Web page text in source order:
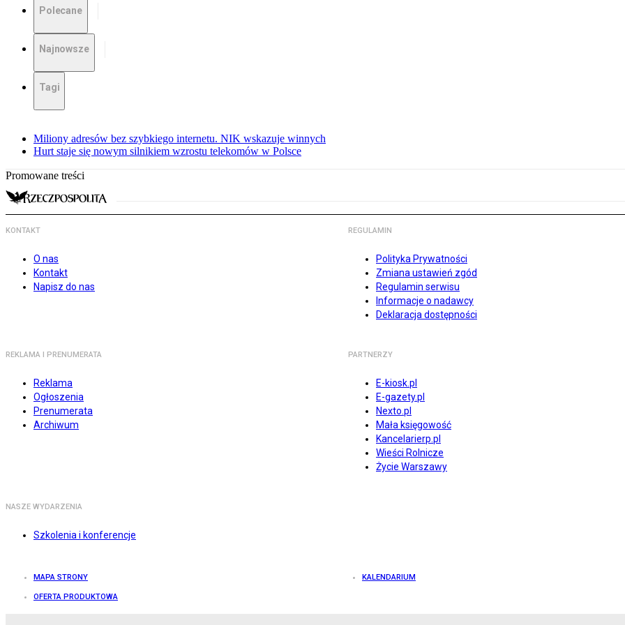
Polecane
Najnowsze
Tagi
Miliony adresów bez szybkiego internetu. NIK wskazuje winnych
Hurt staje się nowym silnikiem wzrostu telekomów w Polsce
Promowane treści
KONTAKT
O nas
Kontakt
Napisz do nas
REGULAMIN
Polityka Prywatności
Zmiana ustawień zgód
Regulamin serwisu
Informacje o nadawcy
Deklaracja dostępności
REKLAMA I PRENUMERATA
Reklama
Ogłoszenia
Prenumerata
Archiwum
PARTNERZY
E-kiosk.pl
E-gazety.pl
Nexto.pl
Mała księgowość
Kancelarierp.pl
Wieści Rolnicze
Życie Warszawy
NASZE WYDARZENIA
Szkolenia i konferencje
MAPA STRONY KALENDARIUM
OFERTA PRODUKTOWA